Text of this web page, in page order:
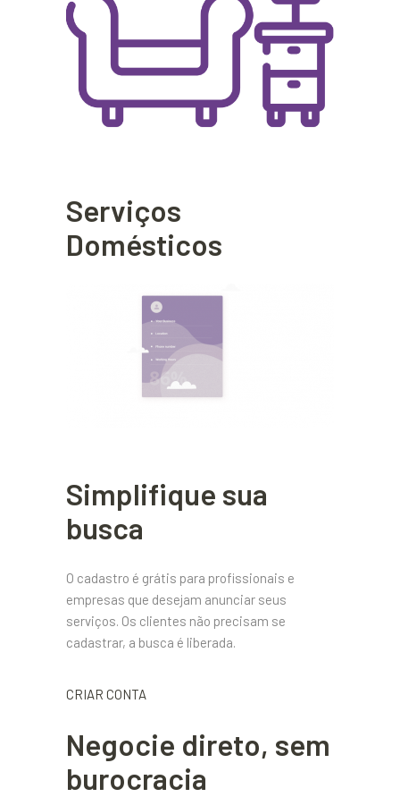
Serviços
Domésticos
Simplifique sua
busca
O cadastro é grátis para profissionais e
empresas que desejam anunciar seus
serviços. Os clientes não precisam se
cadastrar, a busca é liberada.
CRIAR CONTA
Negocie direto, sem
burocracia